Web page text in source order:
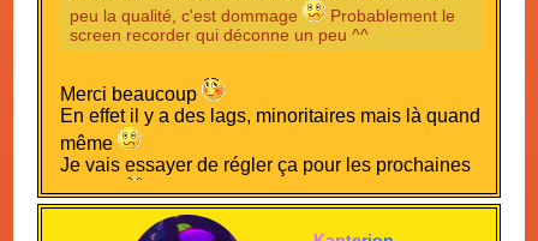
peu la qualité, c'est dommage
Probablement le
screen recorder qui déconne un peu ^^
Merci beaucoup
En effet il y a des lags, minoritaires mais là quand
même
Je vais essayer de régler ça pour les prochaines
vidéos